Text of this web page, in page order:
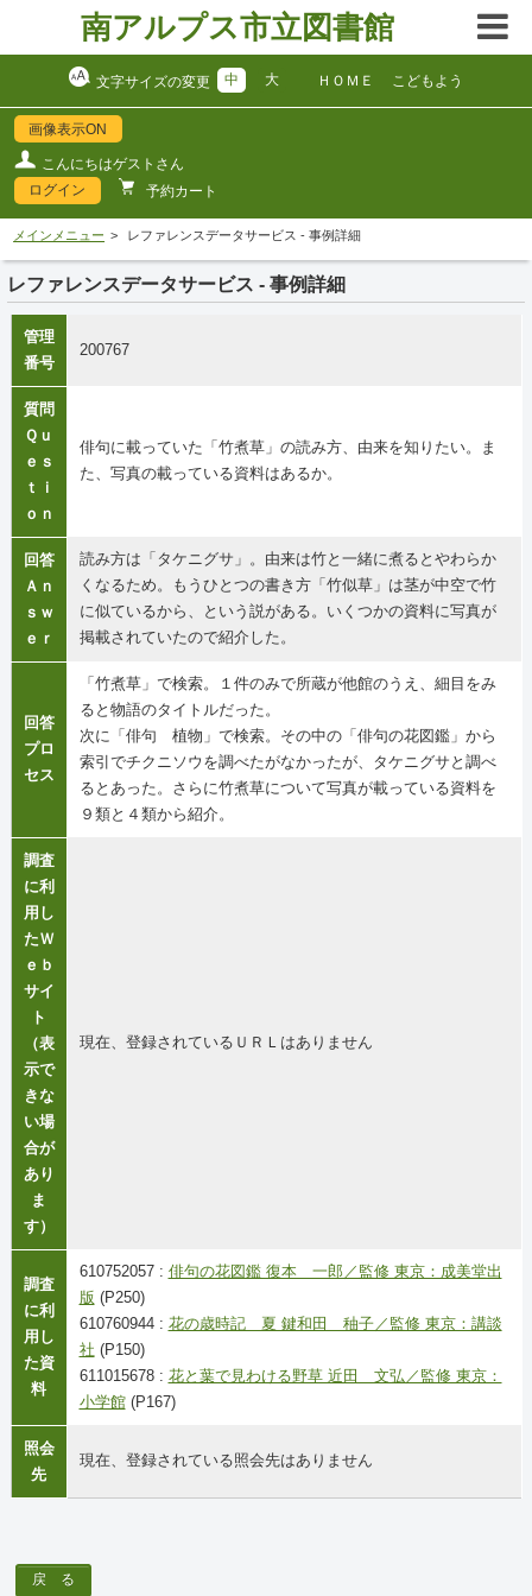
南アルプス市立図書館
文字サイズの変更 中 大 ＨＯＭＥ こどもよう
画像表示ON
こんにちはゲストさん
ログイン
予約カート
メインメニュー レファレンスデータサービス - 事例詳細
レファレンスデータサービス - 事例詳細
管理
番号
200767
質問
Ｑｕ
ｅｓ
ｔｉ
ｏｎ
俳句に載っていた「竹煮草」の読み方、由来を知りたい。ま
た、写真の載っている資料はあるか。
回答
Ａｎ
ｓｗ
ｅｒ
読み方は「タケニグサ」。由来は竹と一緒に煮るとやわらか
くなるため。もうひとつの書き方「竹似草」は茎が中空で竹
に似ているから、という説がある。いくつかの資料に写真が
掲載されていたので紹介した。
回答
プロ
セス
「竹煮草」で検索。１件のみで所蔵が他館のうえ、細目をみ
ると物語のタイトルだった。
次に「俳句 植物」で検索。その中の「俳句の花図鑑」から
索引でチクニソウを調べたがなかったが、タケニグサと調べ
るとあった。さらに竹煮草について写真が載っている資料を
９類と４類から紹介。
調査
に利
用し
たＷ
ｅｂ
サイ
ト
（表
示で
きな
い場
合が
あり
ま
す）
現在、登録されているＵＲＬはありません
調査
に利
用し
た資
料
610752057 : 俳句の花図鑑 復本 一郎／監修 東京：成美堂出
版 (P250)
610760944 : 花の歳時記 夏 鍵和田 秞子／監修 東京：講談
社 (P150)
611015678 : 花と葉で見わける野草 近田 文弘／監修 東京：
小学館(P167)
照会
先
現在、登録されている照会先はありません
戻 る